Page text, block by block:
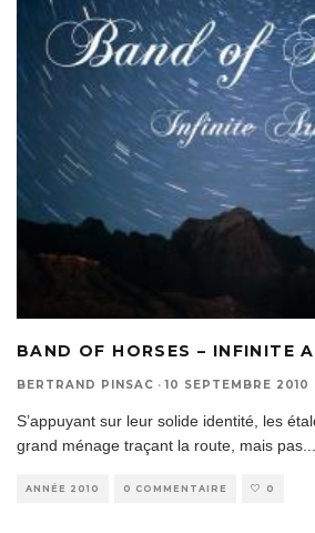
BAND OF HORSES – INFINITE
BERTRAND PINSAC · 10 SEPTEMBRE 2010
S’appuyant sur leur solide identité, les
grand ménage traçant la route, mais pas
ANNÉE 2010 0 COMMENTAIRE 0